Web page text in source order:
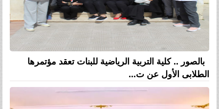
بالصور .. كلية التربية الرياضية للبنات تعقد مؤتمرها
الطلابى الأول عن ت...